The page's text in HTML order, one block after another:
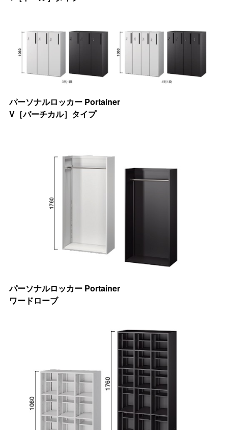
パーソナルロッカー Portainer
V［バーチカル］タイプ
パーソナルロッカー Portainer
ワードローブ